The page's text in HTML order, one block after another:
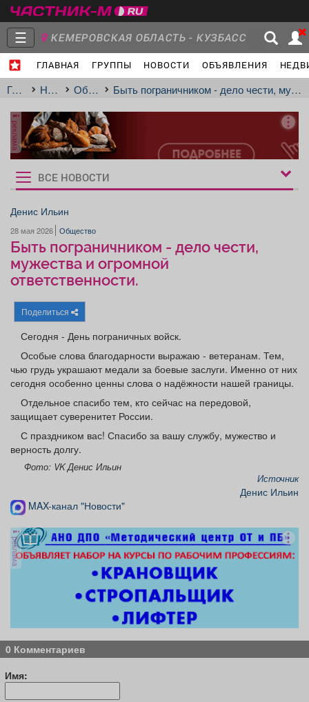
☰ КЕМЕРОВСКАЯ ОБЛАСТЬ - КУЗБАСС
ГЛАВНАЯ ГРУППЫ НОВОСТИ ОБЪЯВЛЕНИЯ
Главная
Группы
Объявления Недвижимость Услуги
Работа
Афиша
ТВ программа Я - пенсионер
ГлавнаяНовостиОбщество Быть пограничником - дело чести, мужества и огромной ответственности.
реклама
Рукбрики
новостей
ВСЕ НОВОСТИ
Денис Ильин
28 мая 2026 Общество
Быть пограничником - дело чести,
мужества и огромной
ответственности.
Поделиться
Сегодня - День пограничных войск.
Особые слова благодарности выражаю - ветеранам. Тем,
чью грудь украшают медали за боевые заслуги. Именно от них
сегодня особенно ценны слова о надёжности нашей границы.
Отдельное спасибо тем, кто сейчас на передовой,
защищает суверенитет России.
С праздником вас! Спасибо за вашу службу, мужество и
верность долгу.
Фото: VK Денис Ильин
Источник
Денис Ильин
MAX-канал "Новости"
реклама
0 Комментариев
Имя: